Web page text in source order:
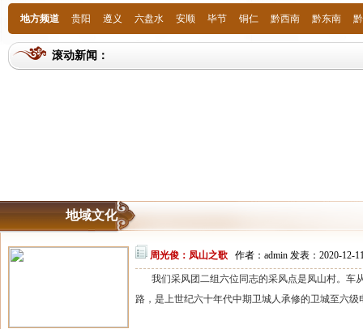
地方频道 贵阳 遵义 六盘水 安顺 毕节 铜仁 黔西南 黔东南
滚动新闻：
地域文化
周光俊：凤山之歌 作者：admin 发表：2020-12-
我们采风团二组六位同志的采风点是凤山村。车
路，是上世纪六十年代中期卫城人承修的卫城至六